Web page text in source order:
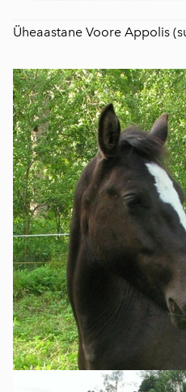
Üheaastane Voore Appolis